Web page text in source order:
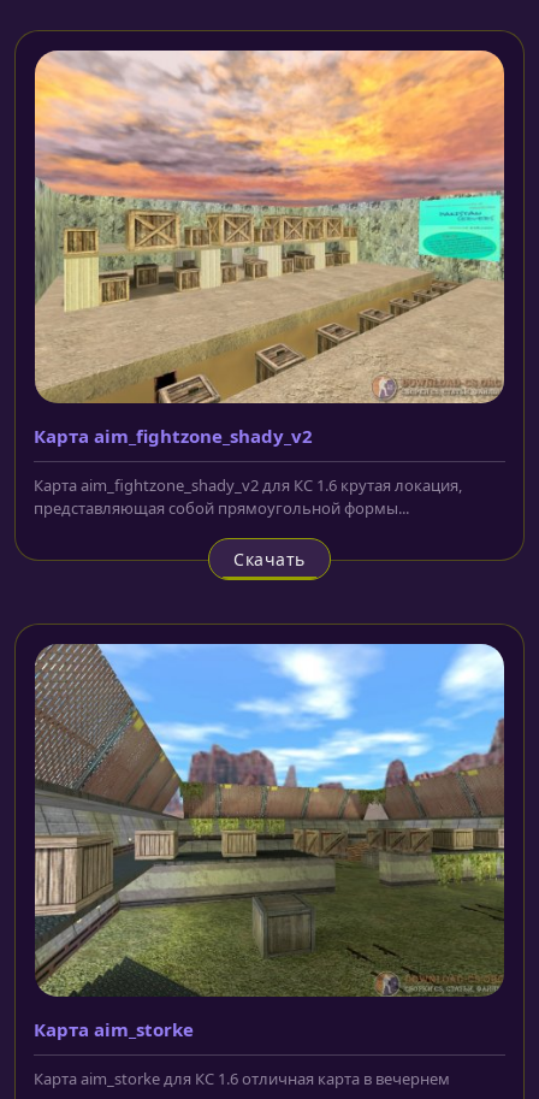
Карта aim_fightzone_shady_v2
Карта aim_fightzone_shady_v2 для КС 1.6 крутая локация,
представляющая собой прямоугольной формы...
Скачать
Карта aim_storke
Карта aim_storke для КС 1.6 отличная карта в вечернем